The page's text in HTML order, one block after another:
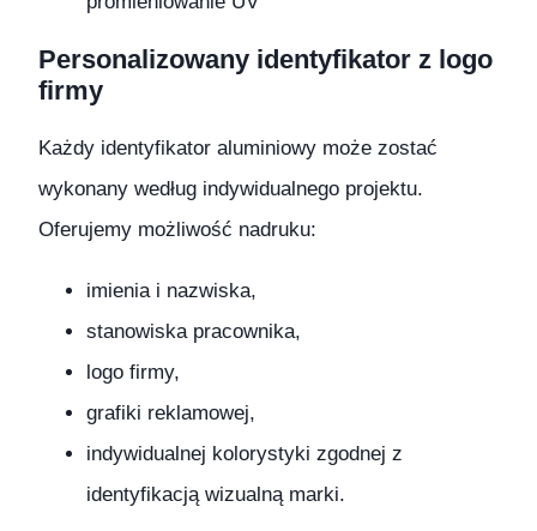
Personalizowany identyfikator z logo
firmy
Każdy identyfikator aluminiowy może zostać
wykonany według indywidualnego projektu.
Oferujemy możliwość nadruku:
imienia i nazwiska,
stanowiska pracownika,
logo firmy,
grafiki reklamowej,
indywidualnej kolorystyki zgodnej z
identyfikacją wizualną marki.